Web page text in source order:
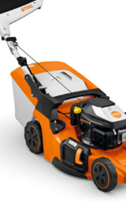
збільшити